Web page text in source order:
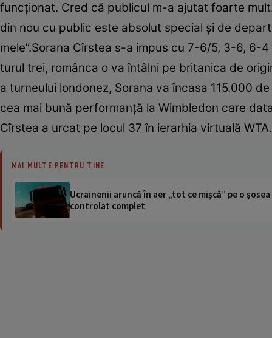
funcţionat. Cred că publicul m-a ajutat foarte
din nou cu public este absolut special şi de
mele”.Sorana Cîrstea s-a impus cu 7-6/5, 3-6, 6-
turul trei, românca o va întâlni pe britanica de
a turneului londonez, Sorana va încasa 115.000
cea mai bună performanţă la Wimbledon care
Cîrstea a urcat pe locul 37 în ierarhia virtuală
MAI MULTE PENTRU TINE
Ucrainenii aruncă în aer „tot ce mișcă” pe o
controlat complet